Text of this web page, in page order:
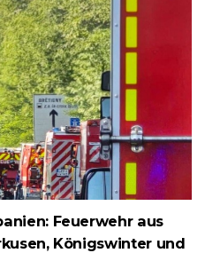
Feuerwehr aus
Königswinter und